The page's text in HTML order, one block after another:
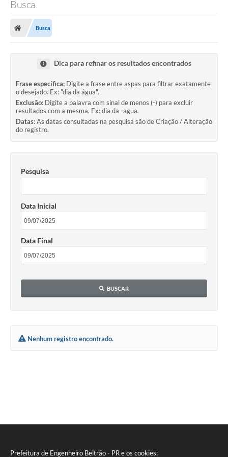
Prefeitura de Engenheiro Beltrão - PR e os cookies:
Legislação
Editais
Ouvidoria
SIAFIC
Secretarias
Notícias
Galeria de Vídeos
Audiências Públicas
Contas Públicas
Serviços Online
Busca
Busca
Dica para refinar os resultados encontrados
Frase específica: Digite a frase entre aspas para filtrar exatamente
o desejado. Ex: "dia da água".
Exclusão: Digite a palavra com sinal de menos (-) para excluir
resultados com a mesma. Ex: dia da -agua.
Datas:As datas consultadas na pesquisa são de Criação / Alteração
do registro.
Pesquisa
Data Inicial
Data Final
BUSCAR
Nenhum registro encontrado.